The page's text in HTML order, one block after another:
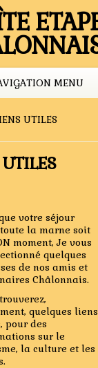
MENU
UTILES
votre séjour
la marne soit
moment, Je vous
quelques
de nos amis et
Châlonnais.
quelques liens
pour des
sur le
la culture et les